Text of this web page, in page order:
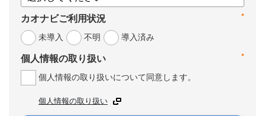
*
カオナビご利用状況
未導入
不明 導入済み
*
個人情報の取り扱い
個人情報の取り扱いについて同意します。
個人情報の取り扱い